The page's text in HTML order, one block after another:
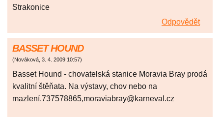
Strakonice
Odpovědět
BASSET HOUND
(Nováková, 3. 4. 2009 10:57)
Basset Hound - chovatelská stanice Moravia Bray prodá
kvalitní štěňata. Na výstavy, chov nebo na
mazlení.737578865,moraviabray@karneval.cz